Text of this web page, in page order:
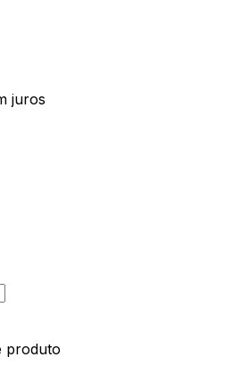
juros
produto